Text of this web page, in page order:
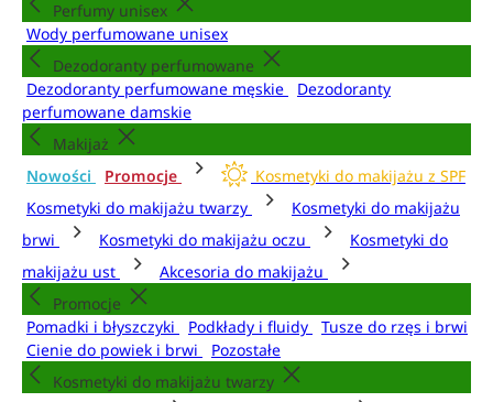
Perfumy unisex
Wody perfumowane unisex
Dezodoranty perfumowane
Dezodoranty perfumowane męskie
Dezodoranty
perfumowane damskie
Makijaż
Nowości
Promocje
Kosmetyki do makijażu z SPF
Kosmetyki do makijażu twarzy
Kosmetyki do makijażu
brwi
Kosmetyki do makijażu oczu
Kosmetyki do
makijażu ust
Akcesoria do makijażu
Promocje
Pomadki i błyszczyki
Podkłady i fluidy
Tusze do rzęs i brwi
Cienie do powiek i brwi
Pozostałe
Kosmetyki do makijażu twarzy